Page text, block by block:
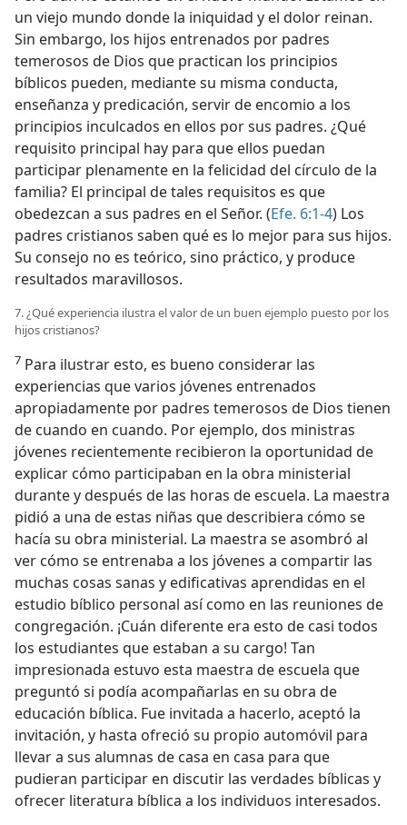
un viejo mundo donde la iniquidad y el dolor reinan.
Sin embargo, los hijos entrenados por padres
temerosos de Dios que practican los principios
bíblicos pueden, mediante su misma conducta,
enseñanza y predicación, servir de encomio a los
principios inculcados en ellos por sus padres. ¿Qué
requisito principal hay para que ellos puedan
participar plenamente en la felicidad del círculo de la
familia? El principal de tales requisitos es que
obedezcan a sus padres en el Señor. (Efe. 6:1-4) Los
padres cristianos saben qué es lo mejor para sus hijos.
Su consejo no es teórico, sino práctico, y produce
resultados maravillosos.
7. ¿Qué experiencia ilustra el valor de un buen ejemplo puesto por los
hijos cristianos?
7 Para ilustrar esto, es bueno considerar las
experiencias que varios jóvenes entrenados
apropiadamente por padres temerosos de Dios tienen
de cuando en cuando. Por ejemplo, dos ministras
jóvenes recientemente recibieron la oportunidad de
explicar cómo participaban en la obra ministerial
durante y después de las horas de escuela. La maestra
pidió a una de estas niñas que describiera cómo se
hacía su obra ministerial. La maestra se asombró al
ver cómo se entrenaba a los jóvenes a compartir las
muchas cosas sanas y edificativas aprendidas en el
estudio bíblico personal así como en las reuniones de
congregación. ¡Cuán diferente era esto de casi todos
los estudiantes que estaban a su cargo! Tan
impresionada estuvo esta maestra de escuela que
preguntó si podía acompañarlas en su obra de
educación bíblica. Fue invitada a hacerlo, aceptó la
invitación, y hasta ofreció su propio automóvil para
llevar a sus alumnas de casa en casa para que
pudieran participar en discutir las verdades bíblicas y
ofrecer literatura bíblica a los individuos interesados.